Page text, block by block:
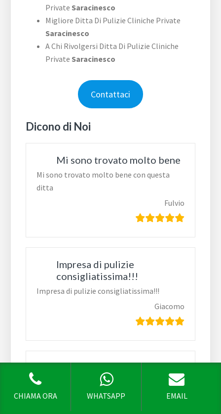
Private Saracinesco
Migliore Ditta Di Pulizie Cliniche Private
Saracinesco
A Chi Rivolgersi Ditta Di Pulizie Cliniche
Private Saracinesco
Contattaci
Dicono di Noi
Mi sono trovato molto bene
Mi sono trovato molto bene con questa
ditta
Fulvio
Impresa di pulizie
consigliatissima!!!
Impresa di pulizie consigliatissima!!!
Giacomo
Cercavo sul web un’impresa di pulizie a
CHIAMA ORA WHATSAPP EMAIL